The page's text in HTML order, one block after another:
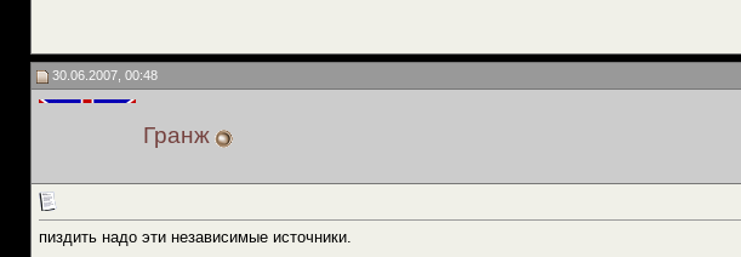
30.06.2007, 00:48
Гранж
пиздить надо эти независимые источники.